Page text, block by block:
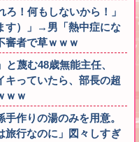
！何もしないから！」
す）」→男「熱中症にな
審者で草ｗｗｗ
蔑む48歳無能主任、
キっていたら、部長の超
ｗｗ
作りの湯のみを用意。
旅行なのに」図々しすぎ